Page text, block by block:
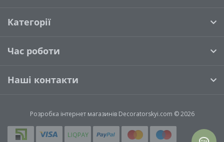
Категорії
Час роботи
Наші контакти
Розробка інтернет магазинівDecoratorskyi.com © 2026